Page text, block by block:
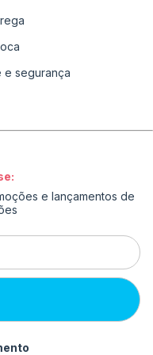
e segurança
e lançamentos de